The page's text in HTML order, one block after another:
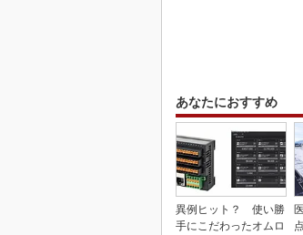
あなたにおすすめ
異例ヒット？ 使い勝
手にこだわったオムロ